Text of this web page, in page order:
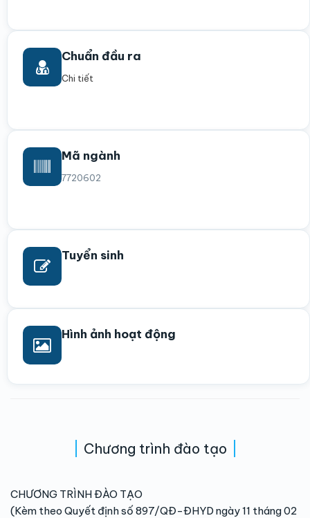
Chuẩn đầu ra
Chi tiết
Mã ngành
7720602
Tuyển sinh
Hình ảnh hoạt động
Chương trình đào tạo
CHƯƠNG TRÌNH ĐÀO TẠO
(Kèm theo Quyết định số 897/QĐ-ĐHYD ngày 11 tháng 02